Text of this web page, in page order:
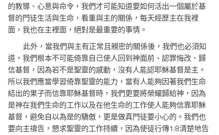
的教導、心意與命令，我們才可能知道要如何活出一個屬於基
督的門徒生活與生命，看重與主的關係，每天經歷主在我裡
面，我也在主裡面，絕對是最重要的事情。
此外，當我們與主有正常且親密的關係後，我們也必須知
道，我們根本不可能倚靠自己使人回到神面前、認罪悔改、歸
信基督，因為若不是聖靈的感動，沒有人能認耶穌基督是主。
所以我們應當學習倚靠聖靈的能力，當有人能夠因著我們生命
結出的果子而信靠耶穌基督時，我們更要將榮耀歸給神，因為
是神在我們生命的工作以及在他生命的工作使人能夠信靠耶穌
基督，避免自以為是的驕傲，更是做真門徒要小心的。我們也
要向主禱告，懇求聖靈的工作持續，因為使徒行傳1:8清楚地告